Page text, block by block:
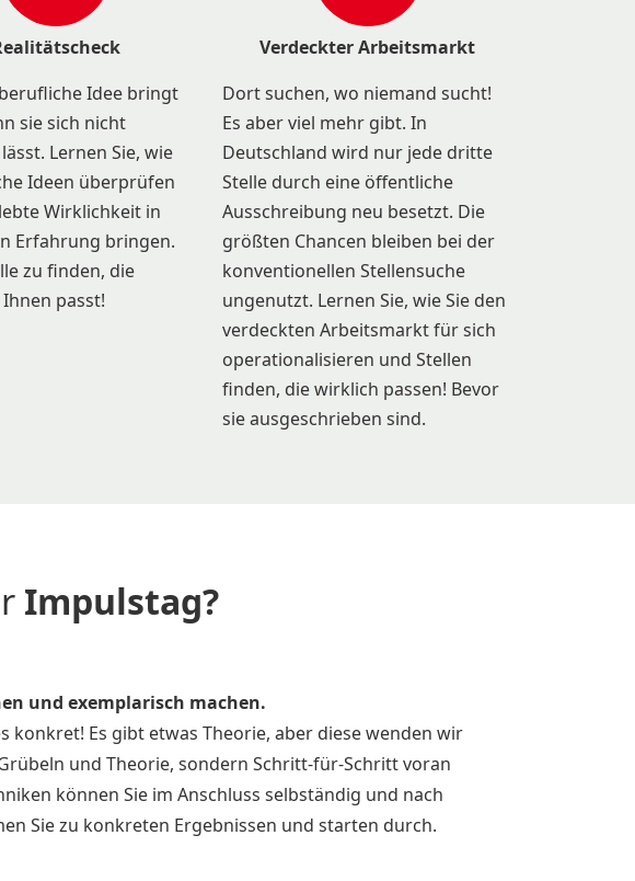
Idee bringt
sie sich nicht
Lernen Sie, wie
Ideen überprüfen
Wirklichkeit in
Erfahrung bringen.
zu finden, die
passt!
Verdeckter Arbeitsmarkt
Dort suchen, wo niemand sucht!
Es aber viel mehr gibt. In
Deutschland wird nur jede dritte
Stelle durch eine öffentliche
Ausschreibung neu besetzt. Die
größten Chancen bleiben bei der
konventionellen Stellensuche
ungenutzt. Lernen Sie, wie Sie den
verdeckten Arbeitsmarkt für sich
operationalisieren und Stellen
finden, die wirklich passen! Bevor
sie ausgeschrieben sind.
Impulstag?
und exemplarisch machen.
konkret! Es gibt etwas Theorie, aber diese wenden wir
und Theorie, sondern Schritt-für-Schritt voran
können Sie im Anschluss selbständig und nach
Sie zu konkreten Ergebnissen und starten durch.